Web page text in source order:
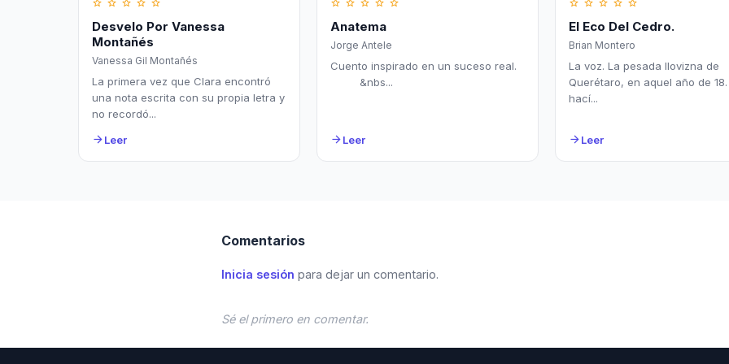
star_border star_border star_border star_border star_border
Desvelo Por Vanessa
Montañés
Vanessa Gil Montañés
La primera vez que Clara encontró
una nota escrita con su propia letra y
no recordó...
arrow_forward Leer
star_border star_border star_border star_border star_border
Anatema
Jorge Antele
Cuento inspirado en un suceso real.
&nbs...
arrow_forward Leer
star_border star_border star_border star_border star_border
El Eco Del Cedro.
Brian Montero
La voz. La pesada llovizna de
Querétaro, en aquel año de
hací...
arrow_forward Leer
Comentarios
Inicia sesión para dejar un comentario.
Sé el primero en comentar.